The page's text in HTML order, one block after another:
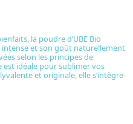
la poudre d’UBE Bio
et son goût naturellement
selon les principes de
est idéale pour sublimer vos
et originale, elle s’intègre